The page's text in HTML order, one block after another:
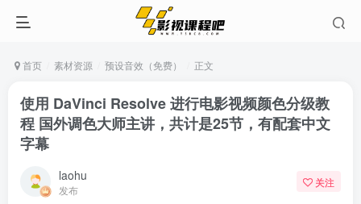
首页 素材资源 预设音效（免费） 正文
使用 DaVinci Resolve 进行电影视频颜色分级教
程 国外调色大师主讲，共计是25节，有配套中文
字幕
laohu
发布
关注